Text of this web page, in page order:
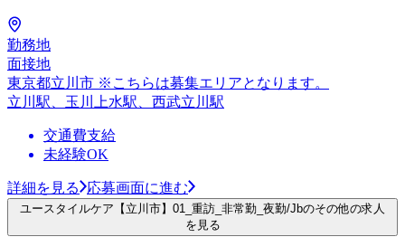
勤務地
面接地
東京都立川市 ※こちらは募集エリアとなります。
立川駅、玉川上水駅、西武立川駅
交通費支給
未経験OK
詳細を見る 応募画面に進む
ユースタイルケア【立川市】01_重訪_非常勤_夜勤/Jbのその他の求人
を見る